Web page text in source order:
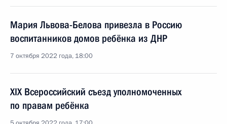
Мария Львова-Белова привезла в Россию
воспитанников домов ребёнка из ДНР
7 октября 2022 года, 18:00
XIX Всероссийский съезд уполномоченных
по правам ребёнка